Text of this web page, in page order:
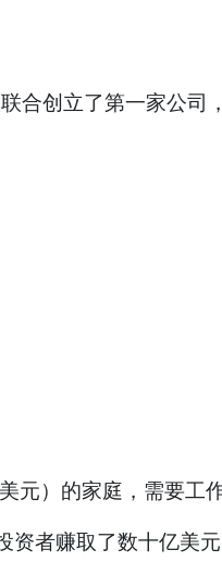
合创立了第一家公
）的家庭，需要工
者赚取了数十亿美